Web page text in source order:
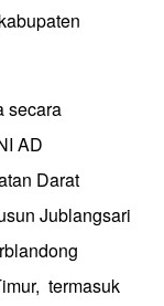
secara
AD
Darat
Jublangsari
termasuk